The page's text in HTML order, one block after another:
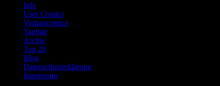
Info
User Comics
Verlagscomics
Tagliste
Archiv
Top 20
Blog
Datenschutzerklärung
Impressum